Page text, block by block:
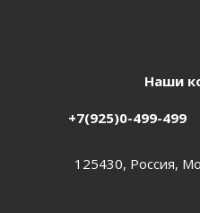
Наши
+7(925)0-499-499
125430, Россия,